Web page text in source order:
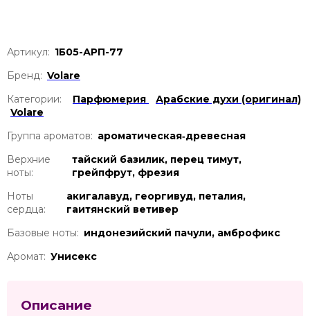
Артикул: 1Б05-АРП-77
Бренд: Volare
Категории:
Парфюмерия
Арабские духи (оригинал)
Volare
Группа ароматов: ароматическая‑древесная
Верхние
ноты:
тайский базилик, перец тимут,
грейпфрут, фрезия
Ноты
сердца:
акигалавуд, георгивуд, петалия,
гаитянский ветивер
Базовые ноты: индонезийский пачули, амброфикс
Аромат: Унисекс
Описание